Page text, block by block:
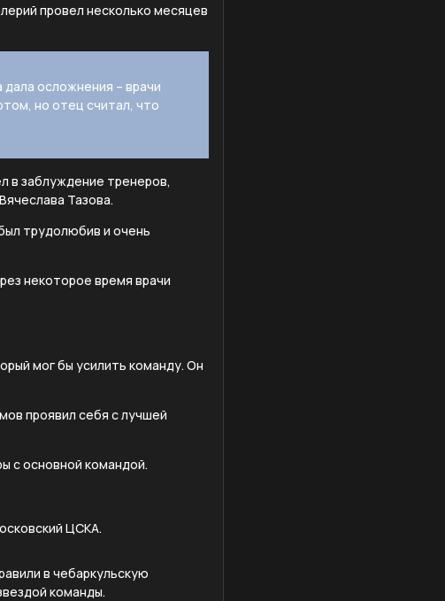
провел несколько месяцев
осложнения – врачи
но отец считал, что
в заблуждение тренеров,
Тазова.
трудолюбив и очень
некоторое время врачи
мог бы усилить команду. Он
проявил себя с лучшей
с основной командой.
ЦСКА.
в чебаркульскую
команды.